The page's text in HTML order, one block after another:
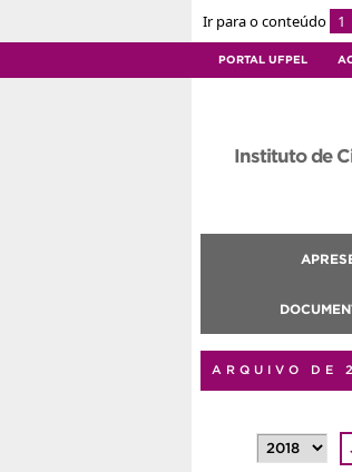
Ir para o conteúdo 1
PORTAL UFPEL
Instituto de
ARQUIVO DE